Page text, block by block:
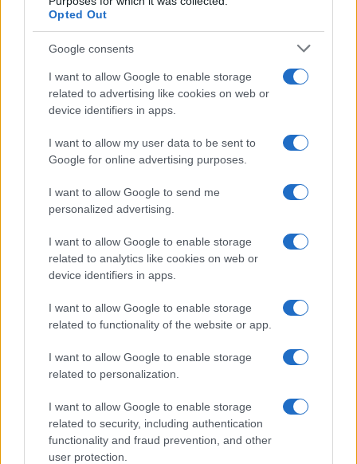
Opted Out
Google consents
I want to allow Google to enable storage
related to advertising like cookies on web or
device identifiers in apps.
I want to allow my user data to be sent to
Google for online advertising purposes.
I want to allow Google to send me
personalized advertising.
I want to allow Google to enable storage
related to analytics like cookies on web or
device identifiers in apps.
I want to allow Google to enable storage
related to functionality of the website or app.
I want to allow Google to enable storage
related to personalization.
I want to allow Google to enable storage
related to security, including authentication
functionality and fraud prevention, and other
user protection.
Martina Agostina Diturco
I nostri cari
I nostri cari
Giovannimaria Cabras
Invia un Comunicato Stampa|Pubblicità